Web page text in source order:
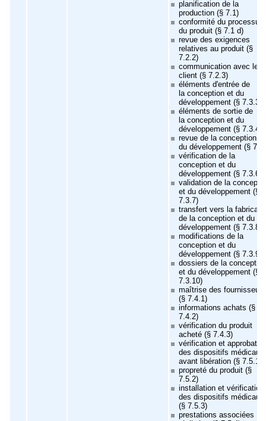
planification de la
production (§ 7.1)
conformité du processus
du produit (§ 7.1 d)
revue des exigences
relatives au produit (§
7.2.2)
communication avec le
client (§ 7.2.3)
éléments d'entrée de
la conception et du
développement (§ 7.3.3)
éléments de sortie de
la conception et du
développement (§ 7.3.4)
revue de la conception et
du développement (§
vérification de la
conception et du
développement (§ 7.3.6)
validation de la
et du développement (§
7.3.7)
transfert vers la
de la conception et du
développement (§ 7.3.8)
modifications de la
conception et du
développement (§ 7.3.9)
dossiers de la
et du développement (§
7.3.10)
maîtrise des fournisseurs
(§ 7.4.1)
informations achats (§
7.4.2)
vérification du produit
acheté (§ 7.4.3)
vérification et
des dispositifs médicaux
avant libération (§ 7.5.1)
propreté du produit (§
7.5.2)
installation et vérification
des dispositifs médicaux
(§ 7.5.3)
prestations associées